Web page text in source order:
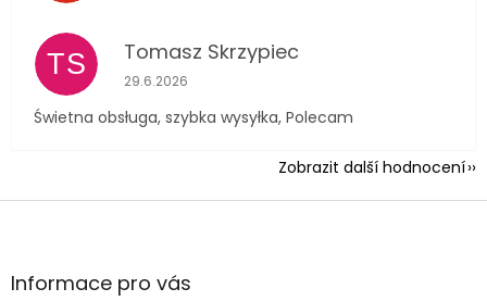
TS Tomasz Skrzypiec
Hodnocení obchodu je 5 z 5 hvězdiček.
29.6.2026
Świetna obsługa, szybka wysyłka, Polecam
Zobrazit další hodnocení
Z
aInformace pro vás